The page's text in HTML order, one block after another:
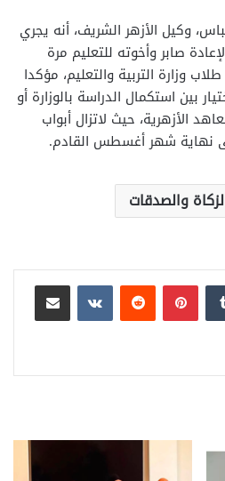
وكيل الأزهر الشريف، أنه يجري
لإعادة صابر وأخوته للتعليم مرة
وزارة التربية والتعليم، مؤكدا
بين استكمال الدراسة بالوزارة أو
الأزهرية، حيث لاتزال أبواب
نهاية شهر أغسطس القادم.
والصدقات
بينتيريست
مشاركة عبر البريد